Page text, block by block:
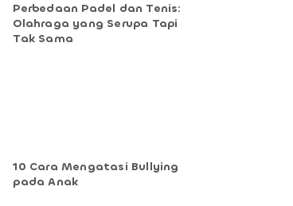
Perbedaan Padel dan Tenis:
Olahraga yang Serupa Tapi
Tak Sama
10 Cara Mengatasi Bullying
pada Anak